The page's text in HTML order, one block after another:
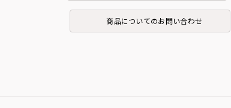
商品についてのお問い合わせ